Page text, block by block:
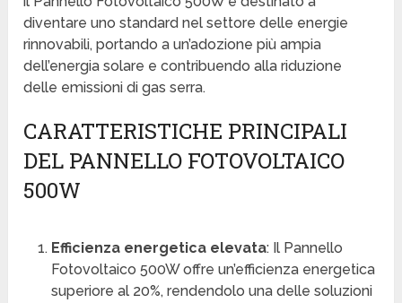
diventare uno standard nel settore delle energie
rinnovabili, portando a un’adozione più ampia
dell’energia solare e contribuendo alla riduzione
delle emissioni di gas serra.
CARATTERISTICHE PRINCIPALI
DEL PANNELLO FOTOVOLTAICO
500W
Efficienza energetica elevata: Il Pannello
Fotovoltaico 500W offre un’efficienza energetica
superiore al 20%, rendendolo una delle soluzioni